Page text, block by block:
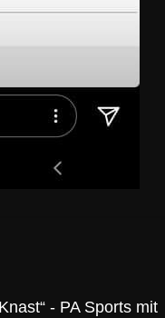
- PA Sports mit